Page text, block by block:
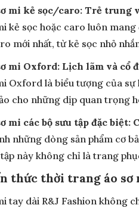
mi kẻ sọc/caro: Trẻ trung
kẻ sọc hoặc caro luôn
mới nhất, từ kẻ sọc nhỏ
mi Oxford: Lịch lãm và cổ
Oxford là biểu tượng của
cho những dịp quan trọng
mi các bộ sưu tập đặc biệt:
những dòng sản phẩm cơ
này không chỉ là trang
thức thời trang áo sơ
tay dài R&J Fashion không